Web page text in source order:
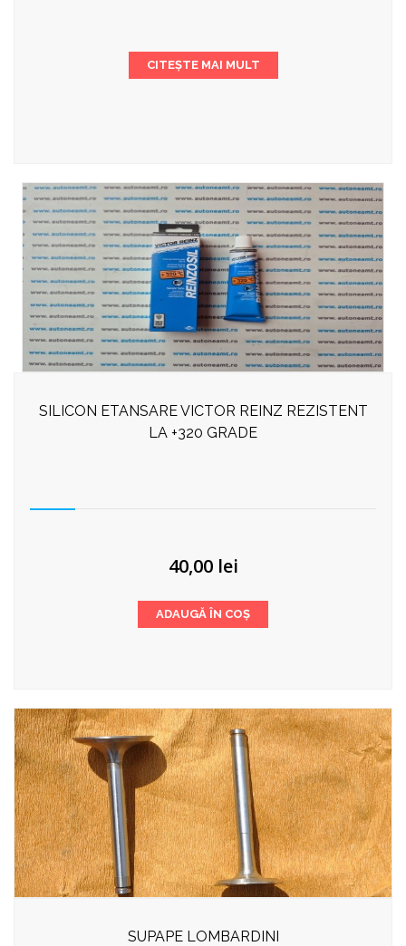
CITEȘTE MAI MULT
SILICON ETANSARE VICTOR REINZ REZISTENT
LA +320 GRADE
40,00 lei
ADAUGĂ ÎN COȘ
SUPAPE LOMBARDINI